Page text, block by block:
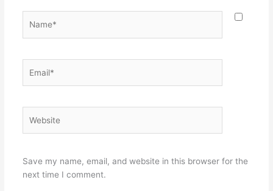
Save my name, email, and website in this browser for the
next time I comment.